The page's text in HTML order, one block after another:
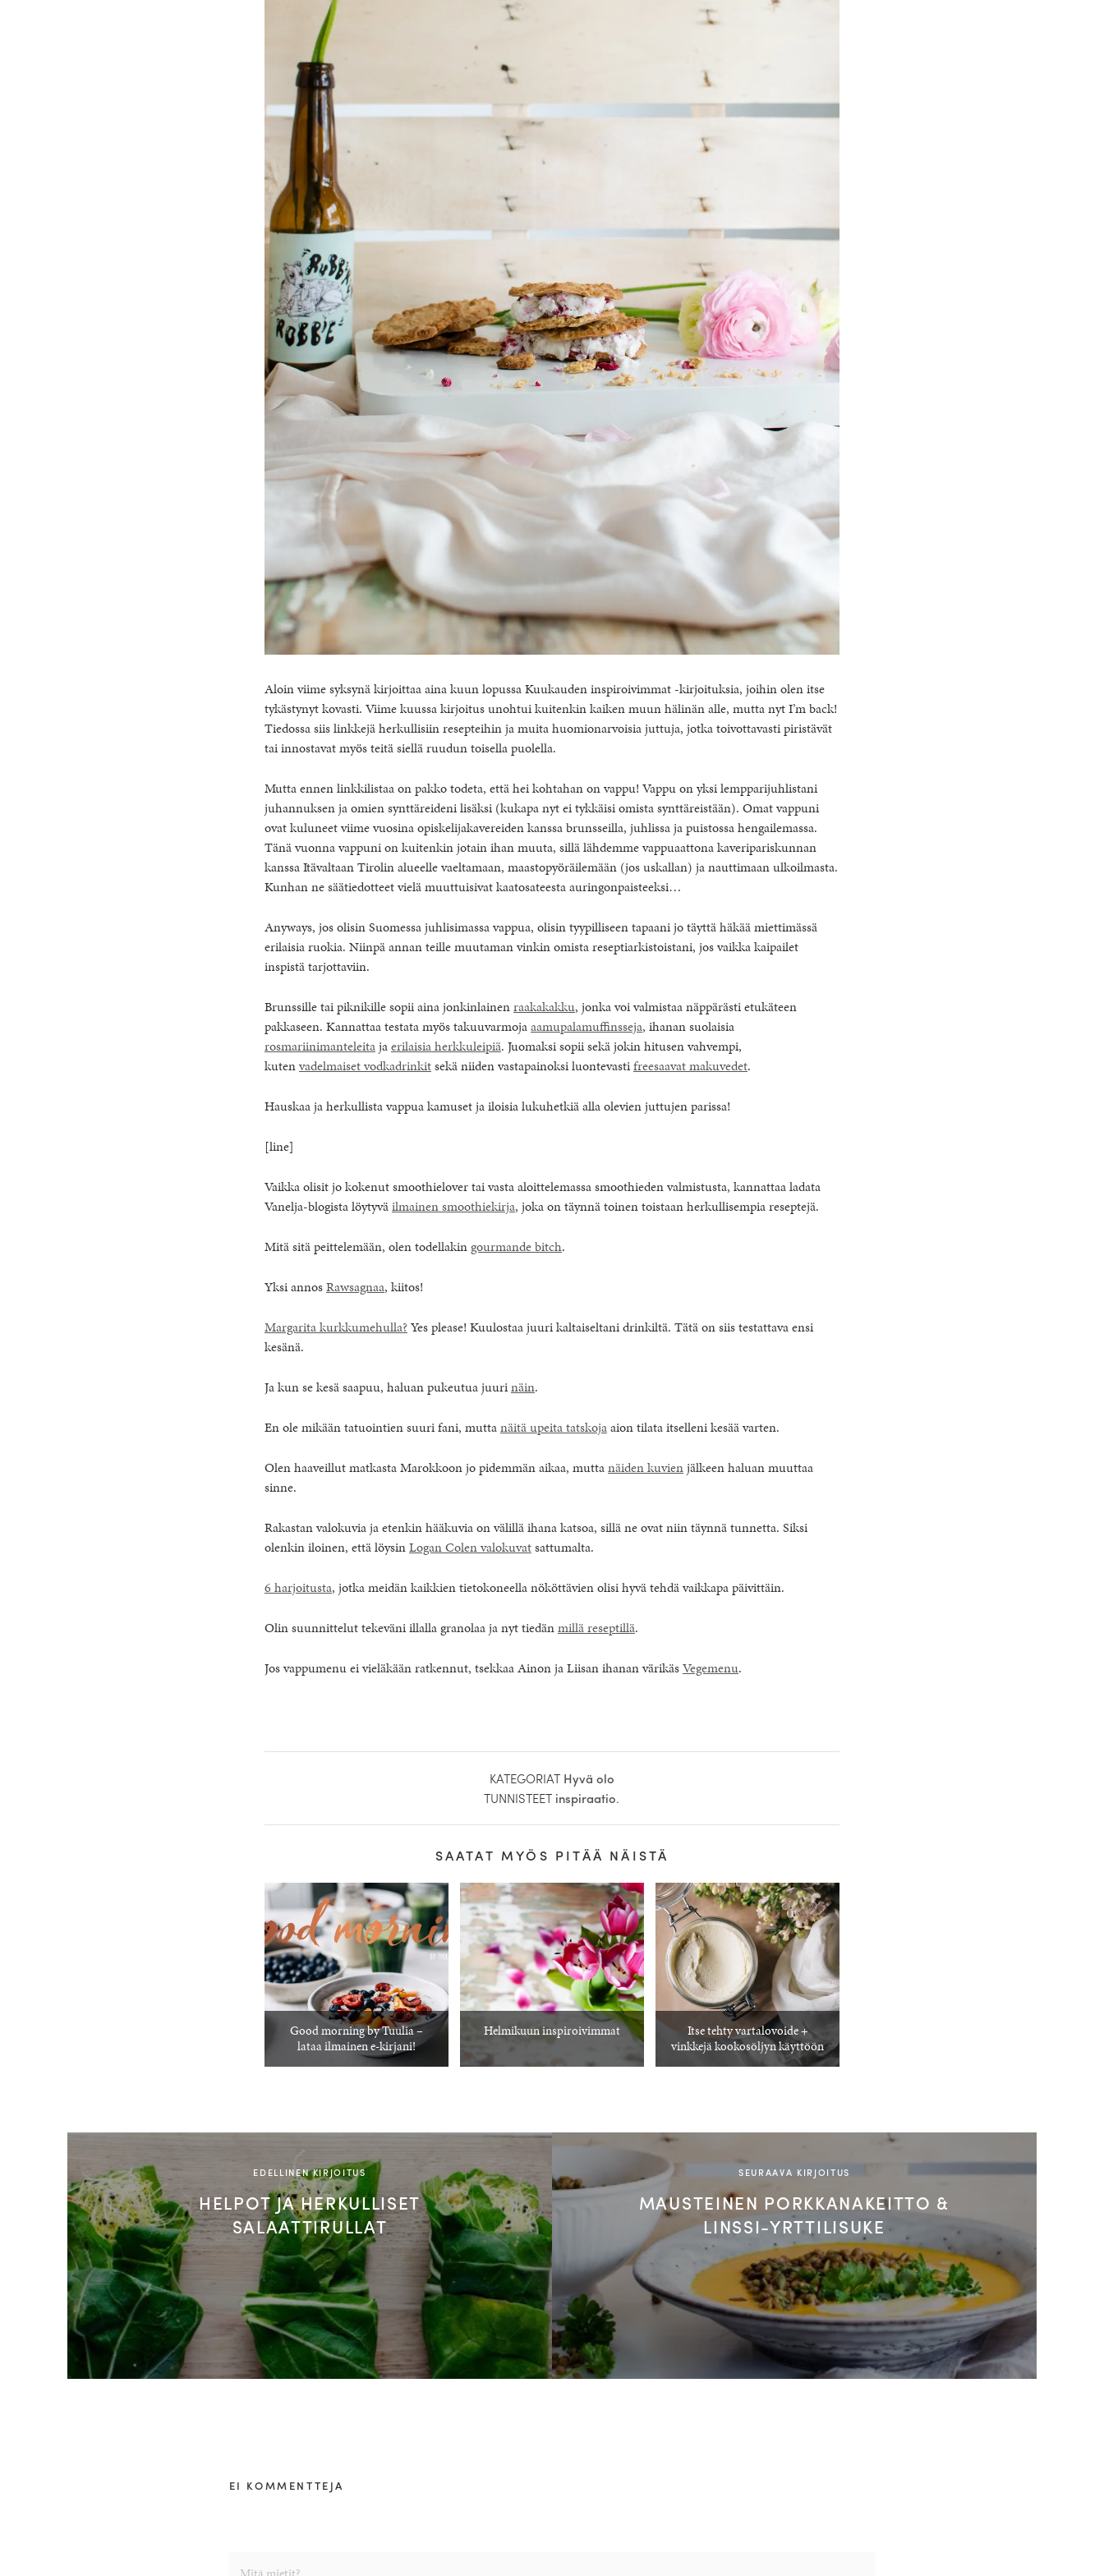
Aloin viime syksynä kirjoittaa aina kuun lopussa Kuukauden inspiroivimmat -kirjoituksia, joihin olen itse
tykästynyt kovasti. Viime kuussa kirjoitus unohtui kuitenkin kaiken muun hälinän alle, mutta nyt I’m back!
Tiedossa siis linkkejä herkullisiin resepteihin ja muita huomionarvoisia juttuja, jotka toivottavasti piristävät
tai innostavat myös teitä siellä ruudun toisella puolella.
Mutta ennen linkkilistaa on pakko todeta, että hei kohtahan on vappu! Vappu on yksi lempparijuhlistani
juhannuksen ja omien synttäreideni lisäksi (kukapa nyt ei tykkäisi omista synttäreistään). Omat vappuni
ovat kuluneet viime vuosina opiskelijakavereiden kanssa brunsseilla, juhlissa ja puistossa hengailemassa.
Tänä vuonna vappuni on kuitenkin jotain ihan muuta, sillä lähdemme vappuaattona kaveripariskunnan
kanssa Itävaltaan Tirolin alueelle vaeltamaan, maastopyöräilemään (jos uskallan) ja nauttimaan ulkoilmasta.
Kunhan ne säätiedotteet vielä muuttuisivat kaatosateesta auringonpaisteeksi…
Anyways, jos olisin Suomessa juhlisimassa vappua, olisin tyypilliseen tapaani jo täyttä häkää miettimässä
erilaisia ruokia. Niinpä annan teille muutaman vinkin omista reseptiarkistoistani, jos vaikka kaipailet
inspistä tarjottaviin.
Brunssille tai piknikille sopii aina jonkinlainenraakakakku, jonka voi valmistaa näppärästi etukäteen
pakkaseen. Kannattaa testata myös takuuvarmojaaamupalamuffinsseja, ihanan suolaisia
rosmariinimanteleitajaerilaisia herkkuleipiä. Juomaksi sopii sekä jokin hitusen vahvempi,
kutenvadelmaiset vodkadrinkitsekä niiden vastapainoksi luontevastifreesaavat makuvedet.
Hauskaa ja herkullista vappua kamuset ja iloisia lukuhetkiä alla olevien juttujen parissa!
[line]
Vaikka olisit jo kokenut smoothielover tai vasta aloittelemassa smoothieden valmistusta, kannattaa ladata
Vanelja-blogista löytyväilmainen smoothiekirja, joka on täynnä toinen toistaan herkullisempia reseptejä.
Mitä sitä peittelemään, olen todellakingourmande bitch.
Yksi annosRawsagnaa, kiitos!
Margarita kurkkumehulla?Yes please! Kuulostaa juuri kaltaiseltani drinkiltä. Tätä on siis testattava ensi
kesänä.
Ja kun se kesä saapuu, haluan pukeutua juurinäin.
En ole mikään tatuointien suuri fani, muttanäitä upeita tatskojaaion tilata itselleni kesää varten.
Olen haaveillut matkasta Marokkoon jo pidemmän aikaa, muttanäiden kuvienjälkeen haluan muuttaa
sinne.
Rakastan valokuvia ja etenkin hääkuvia on välillä ihana katsoa, sillä ne ovat niin täynnä tunnetta. Siksi
olenkin iloinen, että löysinLogan Colen valokuvatsattumalta.
6 harjoitusta, jotka meidän kaikkien tietokoneella nököttävien olisi hyvä tehdä vaikkapa päivittäin.
Olin suunnittelut tekeväni illalla granolaa ja nyt tiedänmillä reseptillä.
Jos vappumenu ei vieläkään ratkennut, tsekkaa Ainon ja Liisan ihanan värikäsVegemenu.
KATEGORIAT Hyvä olo
TUNNISTEET inspiraatio.
SAATAT MYÖS PITÄÄ NÄISTÄ
Good morning by Tuulia –
lataa ilmainen e-kirjani!
Helmikuun inspiroivimmat
Itse tehty vartalovoide +
vinkkejä kookosöljyn käyttöön
EDELLINEN KIRJOITUS
HELPOT JA HERKULLISET
SALAATTIRULLAT
SEURAAVA KIRJOITUS
MAUSTEINEN PORKKANAKEITTO &
LINSSI-YRTTILISUKE
EI KOMMENTTEJA